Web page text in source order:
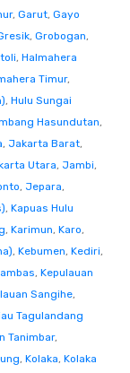
, Garut, Gayo
, Grobogan,
, Halmahera
Timur,
, Hulu Sungai
Hasundutan,
, Jakarta Barat,
Utara, Jambi,
, Jepara,
, Kapuas Hulu
, Karimun, Karo,
, Kebumen, Kediri,
, Kepulauan
Sangihe,
Tagulandang
Tanimbar,
, Kolaka, Kolaka